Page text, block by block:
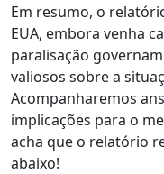
Em resumo, o
EUA, embora venha
paralisação
valiosos sobre a
Acompanharemos
implicações para o
acha que o relatório
abaixo!